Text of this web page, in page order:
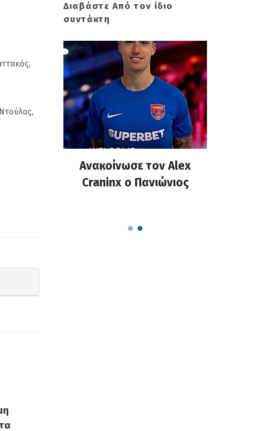
Διαβάστε Από τον ίδιο
συντάκτη
Ανακοίνωσε τον Alex
Craninx ο Πανιώνιος